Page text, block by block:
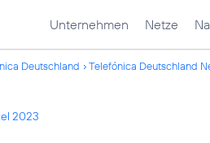
Unternehmen Netze
Deutschland Telefónica Deutschland
2023